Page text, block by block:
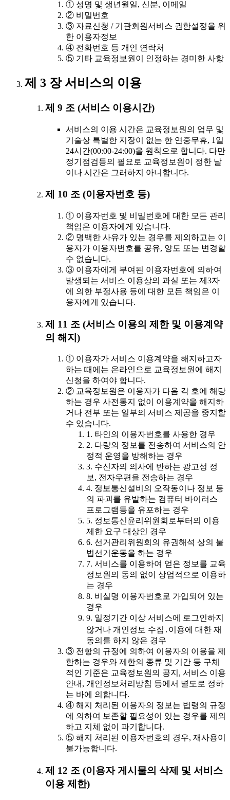
① 성명 및 생년월일, 신분, 이메일
② 비밀번호
③ 자료신청 / 기관회원서비스 권한설정을 위
한 이용자정보
④ 전화번호 등 개인 연락처
⑤ 기타 교육정보원이 인정하는 경미한 사항
제 3 장 서비스의 이용
제 9 조 (서비스 이용시간)
서비스의 이용 시간은 교육정보원의 업무 및
기술상 특별한 지장이 없는 한 연중무휴, 1일
24시간(00:00-24:00)을 원칙으로 합니다. 다만
정기점검등의 필요로 교육정보원이 정한 날
이나 시간은 그러하지 아니합니다.
제 10 조 (이용자번호 등)
① 이용자번호 및 비밀번호에 대한 모든 관리
책임은 이용자에게 있습니다.
② 명백한 사유가 있는 경우를 제외하고는 이
용자가 이용자번호를 공유, 양도 또는 변경할
수 없습니다.
③ 이용자에게 부여된 이용자번호에 의하여
발생되는 서비스 이용상의 과실 또는 제3자
에 의한 부정사용 등에 대한 모든 책임은 이
용자에게 있습니다.
제 11 조 (서비스 이용의 제한 및 이용계약
의 해지)
① 이용자가 서비스 이용계약을 해지하고자
하는 때에는 온라인으로 교육정보원에 해지
신청을 하여야 합니다.
② 교육정보원은 이용자가 다음 각 호에 해당
하는 경우 사전통지 없이 이용계약을 해지하
거나 전부 또는 일부의 서비스 제공을 중지할
수 있습니다.
1. 타인의 이용자번호를 사용한 경우
2. 다량의 정보를 전송하여 서비스의 안
정적 운영을 방해하는 경우
3. 수신자의 의사에 반하는 광고성 정
보, 전자우편을 전송하는 경우
4. 정보통신설비의 오작동이나 정보 등
의 파괴를 유발하는 컴퓨터 바이러스
프로그램등을 유포하는 경우
5. 정보통신윤리위원회로부터의 이용
제한 요구 대상인 경우
6. 선거관리위원회의 유권해석 상의 불
법선거운동을 하는 경우
7. 서비스를 이용하여 얻은 정보를 교육
정보원의 동의 없이 상업적으로 이용하
는 경우
8. 비실명 이용자번호로 가입되어 있는
경우
9. 일정기간 이상 서비스에 로그인하지
않거나 개인정보 수집․이용에 대한 재
동의를 하지 않은 경우
③ 전항의 규정에 의하여 이용자의 이용을 제
한하는 경우와 제한의 종류 및 기간 등 구체
적인 기준은 교육정보원의 공지, 서비스 이용
안내, 개인정보처리방침 등에서 별도로 정하
는 바에 의합니다.
④ 해지 처리된 이용자의 정보는 법령의 규정
에 의하여 보존할 필요성이 있는 경우를 제외
하고 지체 없이 파기합니다.
⑤ 해지 처리된 이용자번호의 경우, 재사용이
불가능합니다.
제 12 조 (이용자 게시물의 삭제 및 서비스
이용 제한)